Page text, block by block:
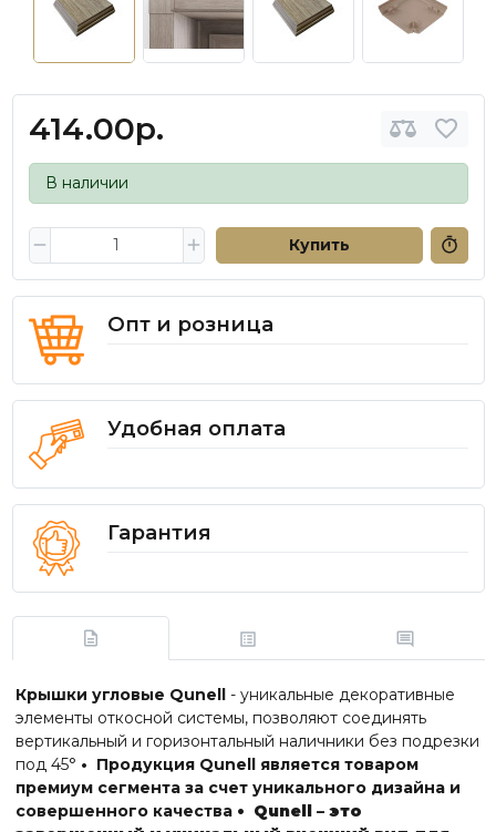
414.00р.
В наличии
Купить
Опт и розница
Удобная оплата
Гарантия
Крышки угловые Qunell - уникальные декоративные
элементы откосной системы, позволяют соединять
вертикальный и горизонтальный наличники без подрезки
под 45° • Продукция Qunell является товаром
премиум сегмента за счет уникального дизайна и
совершенного качества • Qunell – это